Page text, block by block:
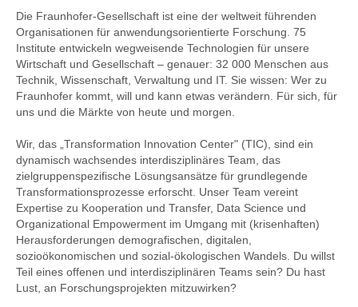
Die Fraunhofer-Gesellschaft ist eine der weltweit führenden
Organisationen für anwendungsorientierte Forschung. 75
Institute entwickeln wegweisende Technologien für unsere
Wirtschaft und Gesellschaft – genauer: 32 000 Menschen aus
Technik, Wissenschaft, Verwaltung und IT. Sie wissen: Wer zu
Fraunhofer kommt, will und kann etwas verändern. Für sich, für
uns und die Märkte von heute und morgen.
Wir, das „Transformation Innovation Center" (TIC), sind ein
dynamisch wachsendes interdisziplinäres Team, das
zielgruppenspezifische Lösungsansätze für grundlegende
Transformationsprozesse erforscht. Unser Team vereint
Expertise zu Kooperation und Transfer, Data Science und
Organizational Empowerment im Umgang mit (krisenhaften)
Herausforderungen demografischen, digitalen,
sozioökonomischen und sozial-ökologischen Wandels. Du willst
Teil eines offenen und interdisziplinären Teams sein? Du hast
Lust, an Forschungsprojekten mitzuwirken?